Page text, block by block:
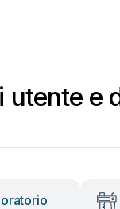
utente e